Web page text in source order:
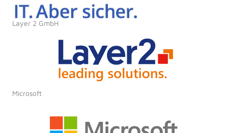
Layer 2 GmbH
Microsoft